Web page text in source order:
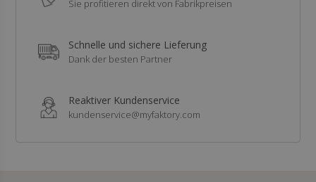
Sie profitieren direkt von Fabrikpreisen
Schnelle und sichere Lieferung
Dank der besten Partner
Reaktiver Kundenservice
kundenservice@myfaktory.com